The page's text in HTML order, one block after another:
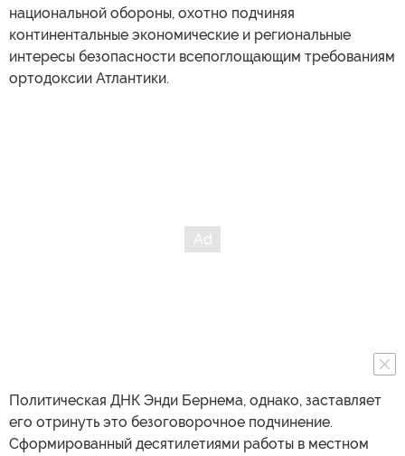
национальной обороны, охотно подчиняя
континентальные экономические и региональные
интересы безопасности всепоглощающим требованиям
ортодоксии Атлантики.
Политическая ДНК Энди Бернема, однако, заставляет
его отринуть это безоговорочное подчинение.
Сформированный десятилетиями работы в местном